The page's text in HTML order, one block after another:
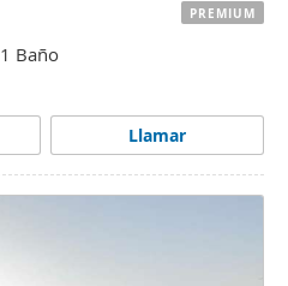
1 Baño
Llamar
PREMIUM